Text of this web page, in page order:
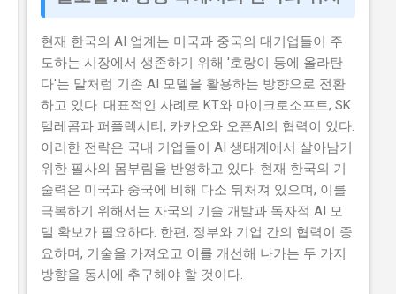
현재 한국의 AI 업계는 미국과 중국의 대기업들이 주
도하는 시장에서 생존하기 위해 '호랑이 등에 올라탄
다'는 말처럼 기존 AI 모델을 활용하는 방향으로 전환
하고 있다. 대표적인 사례로 KT와 마이크로소프트, SK
텔레콤과 퍼플렉시티, 카카오와 오픈AI의 협력이 있다.
이러한 전략은 국내 기업들이 AI 생태계에서 살아남기
위한 필사의 몸부림을 반영하고 있다. 현재 한국의 기
술력은 미국과 중국에 비해 다소 뒤처져 있으며, 이를
극복하기 위해서는 자국의 기술 개발과 독자적 AI 모
델 확보가 필요하다. 한편, 정부와 기업 간의 협력이 중
요하며, 기술을 가져오고 이를 개선해 나가는 두 가지
방향을 동시에 추구해야 할 것이다.